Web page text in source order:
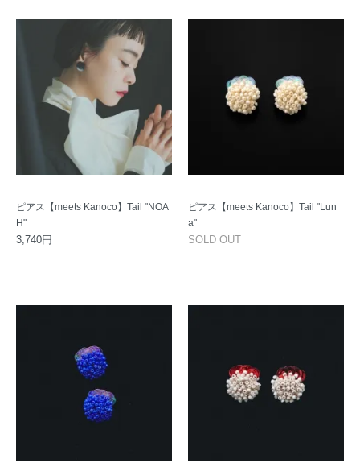
ピアス【meets Kanoco】Tail "NOA
H"
3,740円
ピアス【meets Kanoco】Tail "Lun
a"
SOLD OUT